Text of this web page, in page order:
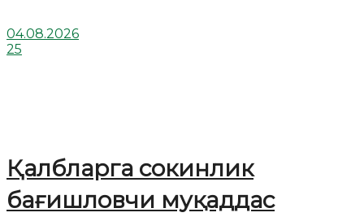
04.08.2026
25
Қалбларга сокинлик
бағишловчи муқаддас